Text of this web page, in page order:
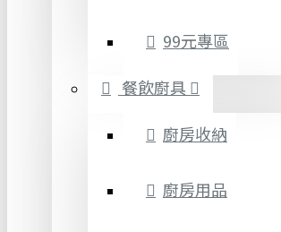
99元專區
餐飲廚具
廚房收納
廚房用品